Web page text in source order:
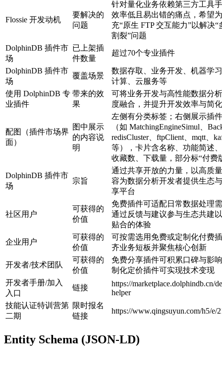
Flossie 开发动机
要解决的
问题
针对量化业务依赖第三方工具
效率低且易出错的痛点，希望
充“原生 FTP 交互能力”以解决“
割裂”问题
DolphinDB 插件市
场
已上架插
件数量
超过70个专业插件
DolphinDB 插件市
场
覆盖场景
数据存取、业务开发、机器学
计算、云服务等
使用 DolphinDB 专
业插件
带来的效
果
可将业务开发与高性能数据分
度融合，并提升开发效率与简
配图（插件市场界
面）
图中展示
的内容说
明
左侧有分类标签；右侧展示插
（如 MatchingEngineSimul、
redisCluster、ftpClient、mqtt、
等），卡片含名称、功能简述
收藏数、下载量，部分标“付费
DolphinDB 插件市
场
宗旨
通过共享开放的力量，以高质
容为数据分析开发者提供生态
享平台
社区用户
可获得的
价值
免费插件可适配日常数据处理
通过反馈与建议参与生态共建
贴合的体验
企业用户
可获得的
价值
可按需选用免费或定制化付费
齐业务短板并聚焦核心创新
开发者/技术团队
可获得的
价值
免费分享插件可积累口碑与影
制化定价插件可实现技术变现
开发者手册/加入
入口
链接
https://marketplace.dolphindb.cn/
helper
技能认证特训营第
二期
限时报名
链接
https://www.qingsuyun.com/h5/e/
Entity Schema (JSON-LD)